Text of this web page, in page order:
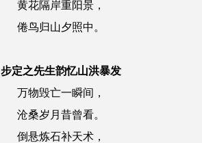
黄花隔岸重阳景，
倦鸟归山夕照中。
步定之先生韵忆山洪暴发
万物毁亡一瞬间，
沧桑岁月昔曾看。
倒悬炼石补天术，